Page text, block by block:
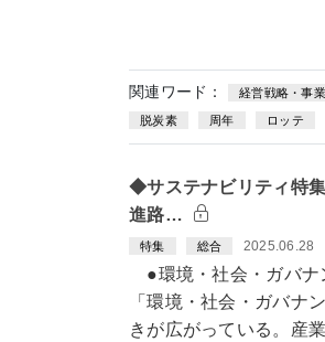
関連ワード： 経営戦略・事
脱炭素 周年 ロッテ
◆サステナビリティ特
進路…
特集 総合 2025.06.28
●環境・社会・ガバ
「環境・社会・ガバナ
きが広がっている。産